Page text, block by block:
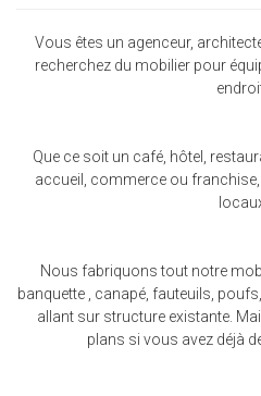
Vous êtes un agenceur,
recherchez du mobilier pour
Que ce soit un café, hôtel,
accueil, commerce ou
Nous fabriquons tout notre
banquette , canapé, fauteuils,
allant sur structure existante.
plans si vous avez déjà